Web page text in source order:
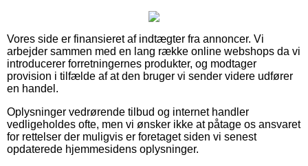
Vores side er finansieret af indtægter fra annoncer. Vi
arbejder sammen med en lang række online webshops da vi
introducerer forretningernes produkter, og modtager
provision i tilfælde af at den bruger vi sender videre udfører
en handel.
Oplysninger vedrørende tilbud og internet handler
vedligeholdes ofte, men vi ønsker ikke at påtage os ansvaret
for rettelser der muligvis er foretaget siden vi senest
opdaterede hjemmesidens oplysninger.